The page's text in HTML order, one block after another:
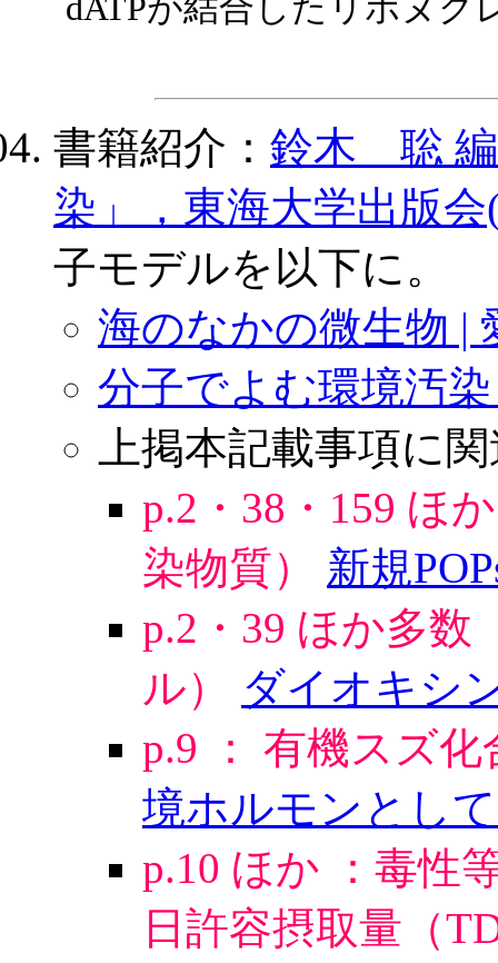
dATPが結合したリボヌク
書籍紹介： 鈴木 聡 編
染」，東海大学出版会
子モデルを以下に。
海のなかの微生物 |
分子でよむ環境汚
上掲本記載事項に
p.2・38・159 ほ
染物質）
新規
p.2・39 ほか多数
ル）
ダイオキシ
p.9 ： 有機スズ化
境ホルモンとし
p.10 ほか ：毒性
日許容摂取量（